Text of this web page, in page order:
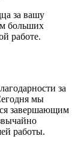
за вашу
больших
работе.
за
мы
завершающим
работы.